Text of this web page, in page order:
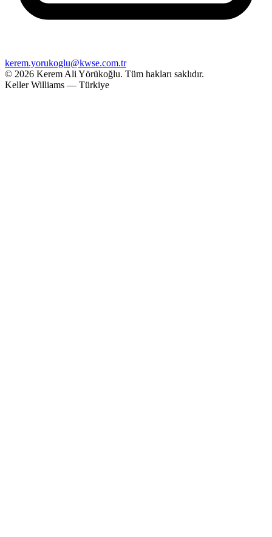
kerem.yorukoglu@kwse.com.tr
© 2026 Kerem Ali Yörükoğlu. Tüm hakları saklıdır.
Keller Williams — Türkiye